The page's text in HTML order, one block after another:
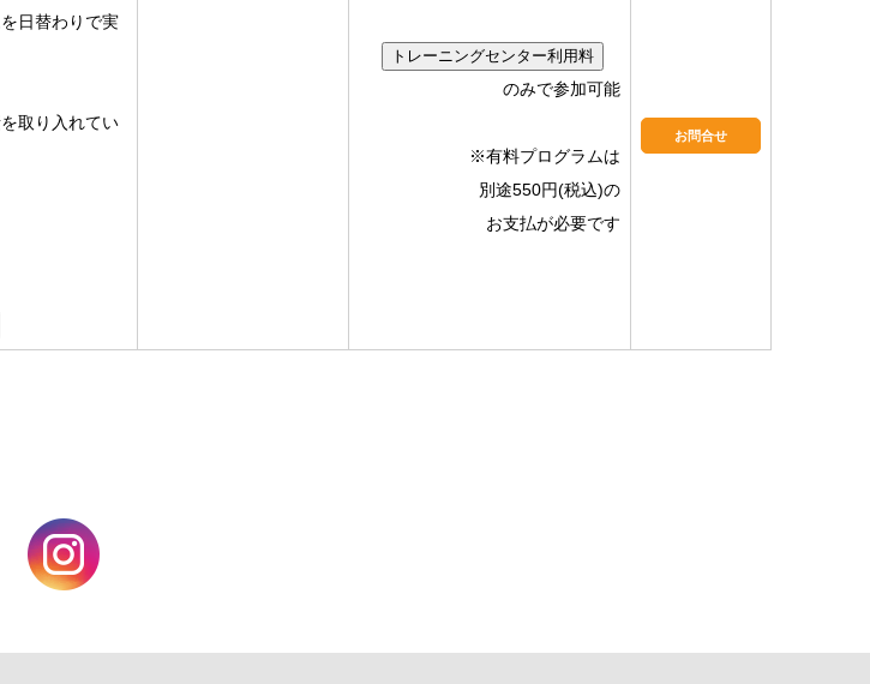
日替わりで実
取り入れてい
トレーニングセンター利用料
のみで参加可能
※有料プログラムは
別途550円(税込)の
お支払が必要です
お問合せ